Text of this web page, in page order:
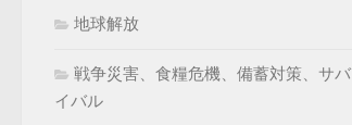
地球解放
戦争災害、食糧危機、備蓄対策、サバ
イバル